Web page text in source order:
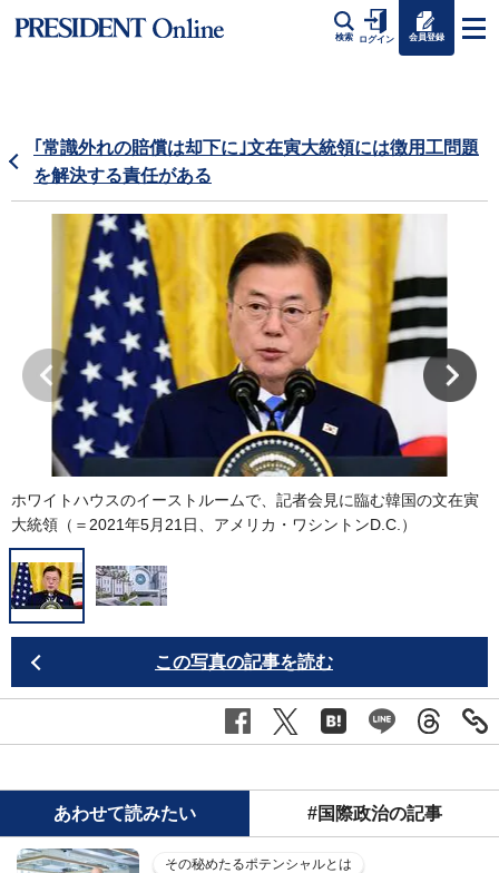
検索 ログイン 会員登録
｢常識外れの賠償は却下に｣文在寅大統領には徴用工問題
を解決する責任がある
ホワイトハウスのイーストルームで、記者会見に臨む韓国の文在寅
大統領（＝2021年5月21日、アメリカ・ワシントンD.C.）
この写真の記事を読む
あわせて読みたい #国際政治の記事
その秘めたるポテンシャルとは